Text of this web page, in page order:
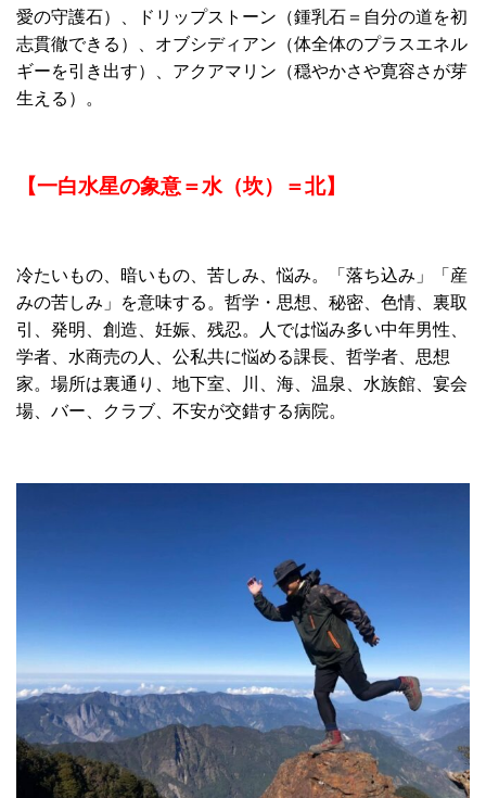
愛の守護石）、ドリップストーン（鍾乳石＝自分の道を初
志貫徹できる）、オブシディアン（体全体のプラスエネル
ギーを引き出す）、アクアマリン（穏やかさや寛容さが芽
生える）。
【一白水星の象意＝水（坎）＝北】
冷たいもの、暗いもの、苦しみ、悩み。「落ち込み」「産
みの苦しみ」を意味する。哲学・思想、秘密、色情、裏取
引、発明、創造、妊娠、残忍。人では悩み多い中年男性、
学者、水商売の人、公私共に悩める課長、哲学者、思想
家。場所は裏通り、地下室、川、海、温泉、水族館、宴会
場、バー、クラブ、不安が交錯する病院。